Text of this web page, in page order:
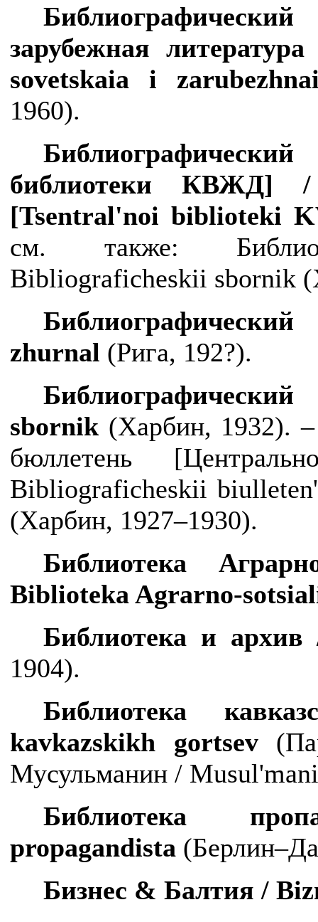
зарубежная
sovetskaia
i
1960).
библиотеки
[Tsentral'noi biblioteki
см. также:
Bibliograficheskii sbornik
zhurnal (Рига, 192?).
sbornik (Харбин, 1932).
бюллетень
Bibliograficheskii biulleten
(Харбин, 1927–1930).
Библиотека
BibliotekaAgrarno-
Библиотека и
1904).
Библиотека
kavkazskikh
gortsev
Мусульманин / Musul'
Библиотека
propagandista
Бизнес & Балтия /